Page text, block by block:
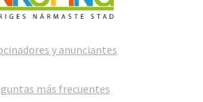
y anunciantes
más frecuentes